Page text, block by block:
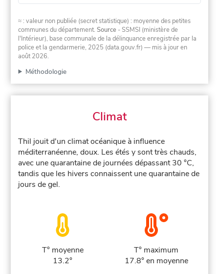
≈ : valeur non publiée (secret statistique) : moyenne des petites
communes du département.Source - SSMSI (ministère de
l'Intérieur), base communale de la délinquance enregistrée par la
police et la gendarmerie, 2025 (data.gouv.fr) — mis à jour en
août 2026.
Méthodologie
Climat
Thil jouit d'un climat océanique à influence
méditerranéenne, doux. Les étés y sont très chauds,
avec une quarantaine de journées dépassant 30 °C,
tandis que les hivers connaissent une quarantaine de
jours de gel.
T° moyenne
13.2°
T° maximum
17.8° en moyenne